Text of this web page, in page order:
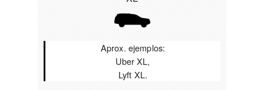
Aprox. ejemplos:
Uber XL,
Lyft XL.